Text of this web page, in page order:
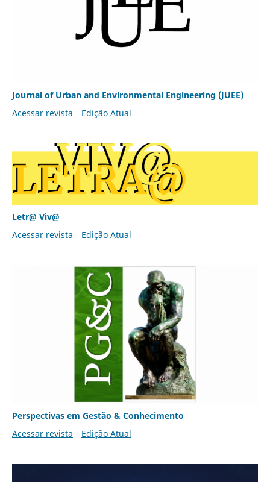
Journal of Urban and Environmental Engineering (JUEE)
Acessar revista
Edição Atual
Letr@ Viv@
Acessar revista
Edição Atual
Perspectivas em Gestão & Conhecimento
Acessar revista
Edição Atual